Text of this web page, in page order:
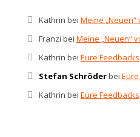
Kathrin bei Meine „Neuen“
Franzi bei Meine „Neuen“
Kathrin bei Eure Feedbacks
Stefan Schröderbei
Kathrin bei Eure Feedbacks